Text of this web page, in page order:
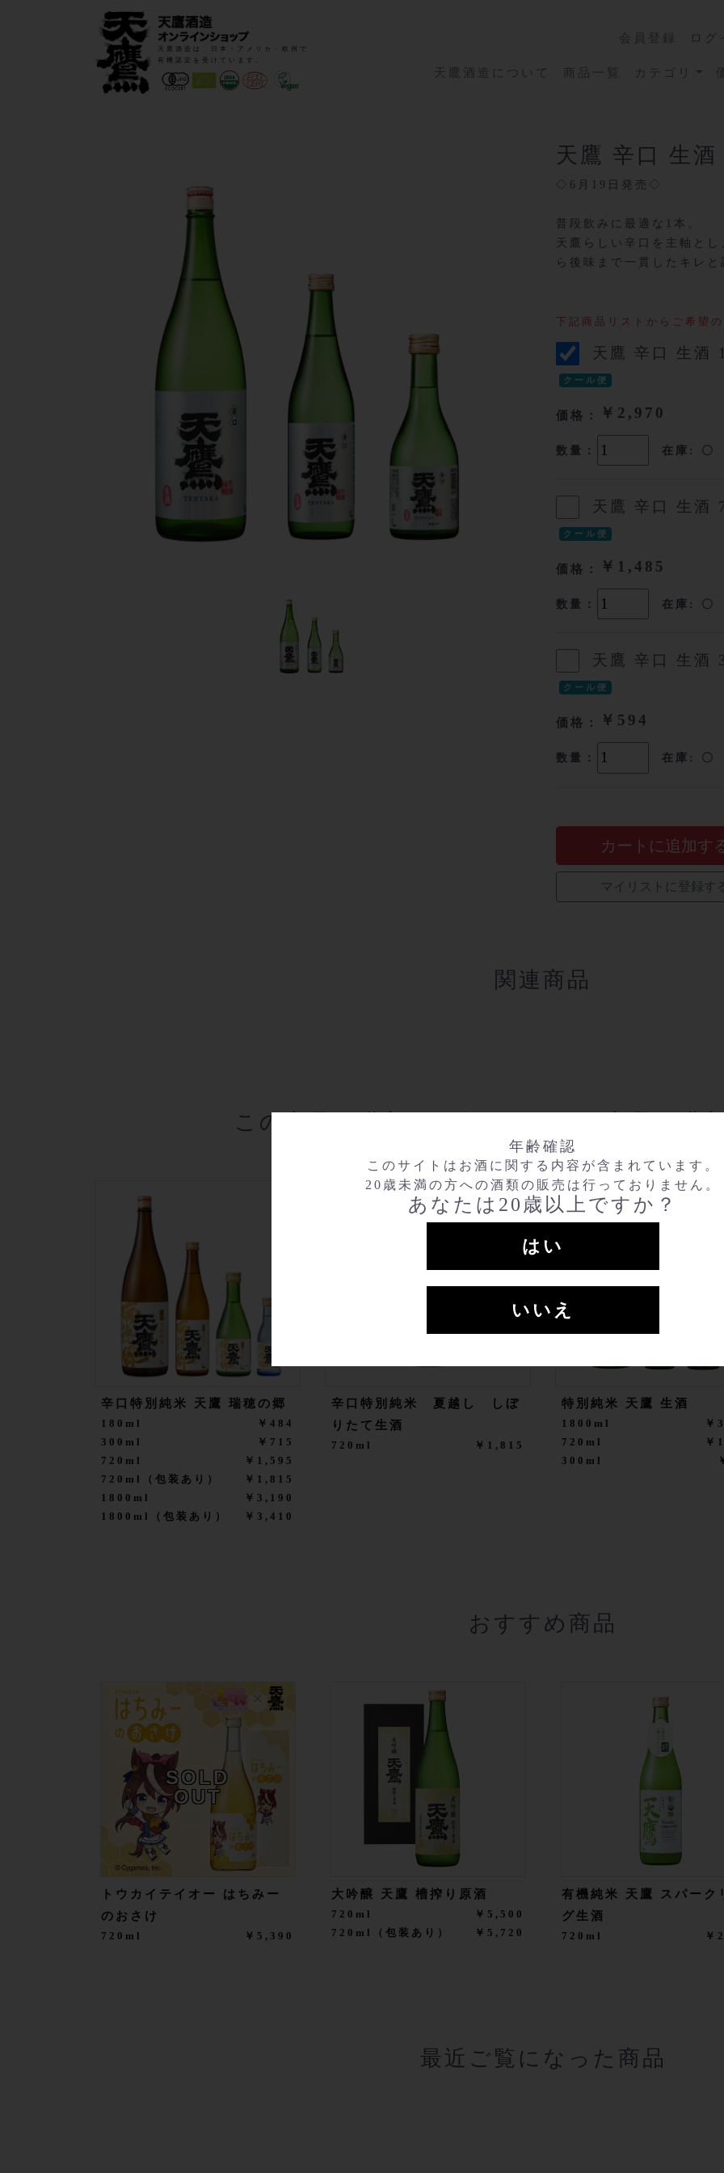
年齢確認
このサイトはお酒に関する内容が含まれています。
20歳未満の方への酒類の販売は行っておりません。
あなたは20歳以上ですか？
はい
いいえ
天鷹酒造は、日本・アメリカ・欧州で
有機認定を受けています。
会員登録 ログ
天鷹酒造について 商品一覧 カテゴリ
天鷹 辛口 生酒
◇6月19日発売◇
普段飲みに最適な1本。
天鷹らしい辛口を主軸と
ら後味まで一貫したキレ
下記商品リストからご希望
天鷹 辛口 生酒
クール便
価格： ￥2,970
数量： 在庫: 〇
天鷹 辛口 生酒
クール便
価格： ￥1,485
数量： 在庫: 〇
天鷹 辛口 生酒
クール便
価格： ￥594
数量： 在庫: 〇
カートに追加す
マイリストに登録す
関連商品
この商品を購入した人は、こんな商品も購
辛口特別純米 天鷹 瑞穂の郷
180ml
￥484
300ml
￥715
720ml
￥1,595
720ml（包装あり）
￥1,815
1800ml
￥3,190
1800ml（包装あり）
￥3,410
辛口特別純米 夏越し しぼ
りたて生酒
720ml ￥1,815
特別純米 天鷹 生酒
1800ml
￥
720ml
￥
300ml
おすすめ商品
SOLD
OUT
トウカイテイオー はちみー
のおさけ
720ml ￥5,390
大吟醸 天鷹 槽搾り原酒
720ml
￥5,500
720ml（包装あり）
￥5,720
有機純米 天鷹 スパーク
グ生酒
720ml ￥
最近ご覧になった商品